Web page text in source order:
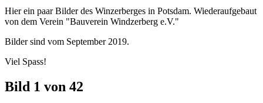
Hier ein paar Bilder des Winzerberges in Potsdam. Wiederaufgebaut
von dem Verein "Bauverein Windzerberg e.V."
Bilder sind vom September 2019.
Viel Spass!
Bild 1 von 42